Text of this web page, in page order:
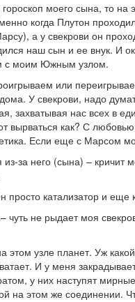
моего сына, то
когда Плутон
а у свекрови он
наш сын и ее внук. И
с моим Южным узлом.
или
У свекрови, надо
захватывая нас всех в
вырваться как? С
Если еще с Марсом
за него (сына) – кричит
катализатор и еще
чуть не рыдает моя
этом узле планет. Уж
И у меня
у них наступят
на этом же соединении.